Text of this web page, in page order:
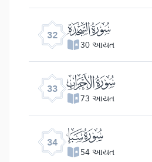
32 ﮬ
30 આયત
33 ﮭ
73 આયત
34 ﮮ
54 આયત